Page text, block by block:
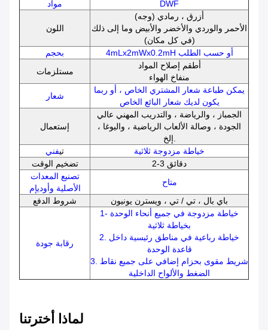
مواد
DWF
اللون
أزرق ، رمادي (وجه)
الأحمر والوردي والأخضر والأبيض وما إلى ذلك
(في كل مكان)
بحجم
4mLx2mWx0.2mH أو حسب الطلب
مستلزمات
أطقم إصلاح المواد
منفاخ الهواء
شعار
يمكن طباعة شعار المشتري الخاص ، أو ربما
يكون لديك شعار البائع الخاص
إستعمال
الجمباز ، والرياضة ، والتدريب المهني عالي
الجودة ، وصالة الألعاب الرياضية ، واليوغا ،
إلخ.
تيفني
خياطة مزدوجة ثلاثية
تضخيم الوقت
2-3 دقائق
تصنيع المعدات
الأصلية وأوديإم
متاح
شروط الدفع
باي بال ، تي / تي ، ويسترن يونيون
رقابة جودة
1- خياطة مزدوجة في جميع أنحاء الوحدة
بخياطة ثلاثية
2. خياطة رباعية في مناطق رئيسية داخل
قاعدة الوحدة
3. شريط مقوى بحزام إضافي على جميع نقاط
الضغط والألواح الداخلية
لماذا أخترتنا